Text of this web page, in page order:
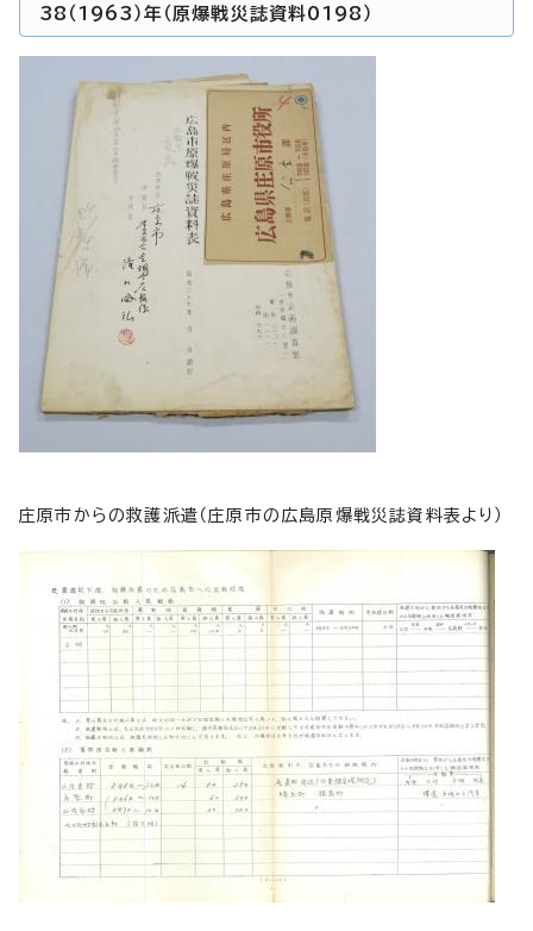
38（1963）年（原爆戦災誌資料0198）
庄原市からの救護派遣（庄原市の広島原爆戦災誌資料表より）